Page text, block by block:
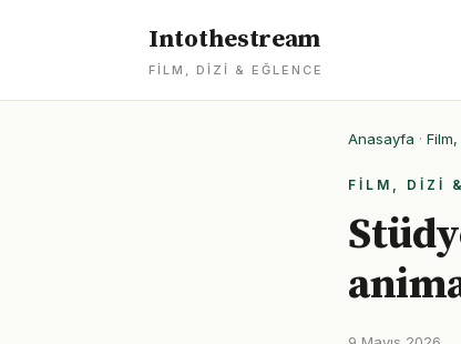
Intothestream
FILM, DIZI & EĞLENCE
Anasayfa ·
FILM, DIZI